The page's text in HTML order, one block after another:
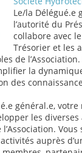
Le/la Délégué.e
l’autorité du
collabore avec
Trésorier et les
de
la
des
général.e,
les diverses
auprès